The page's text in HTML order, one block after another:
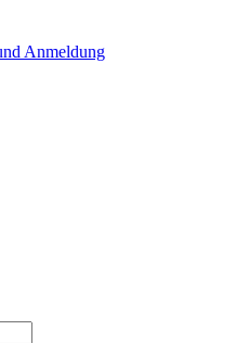
Anmeldung